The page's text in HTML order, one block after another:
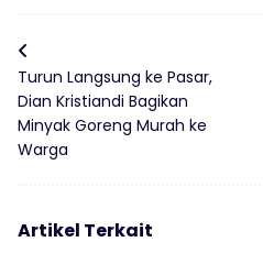
Turun Langsung ke Pasar,
Dian Kristiandi Bagikan
Minyak Goreng Murah ke
Warga
Artikel Terkait